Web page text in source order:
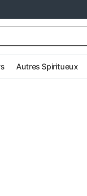
Autres Spiritueux